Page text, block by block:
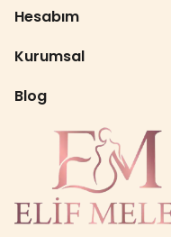
Hesabım
Kurumsal
Blog